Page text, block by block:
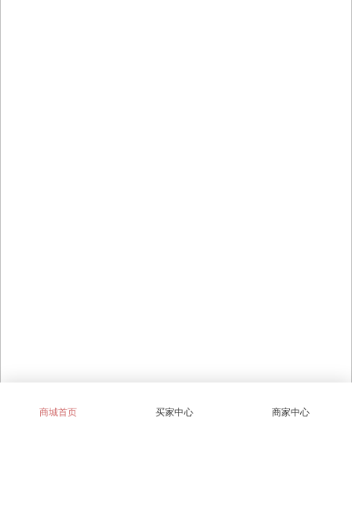
商城首页 买家中心 商家中心